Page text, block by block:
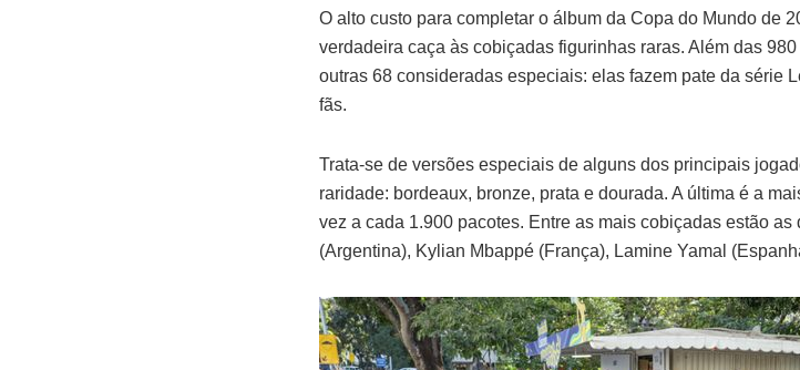
O alto custo para completar o álbum da Copa do Mundo de
verdadeira caça às cobiçadas figurinhas raras. Além das
outras 68 consideradas especiais: elas fazem pate da série
fãs.
Trata-se de versões especiais de alguns dos principais
raridade: bordeaux, bronze, prata e dourada. A última é a
vez a cada 1.900 pacotes. Entre as mais cobiçadas estão
(Argentina), Kylian Mbappé (França), Lamine Yamal